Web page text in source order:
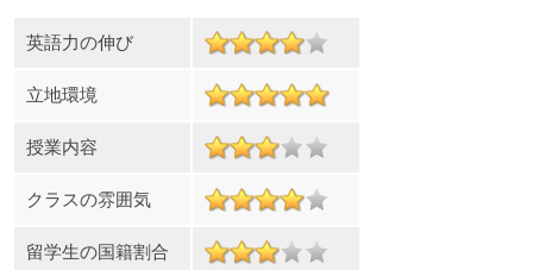
英語力の伸び
立地環境
授業内容
クラスの雰囲気
留学生の国籍割合